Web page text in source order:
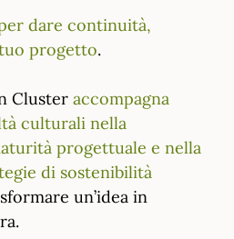
dare continuità,
progetto.
Cluster accompagna
culturali nella
progettuale e nella
di sostenibilità
un’idea in